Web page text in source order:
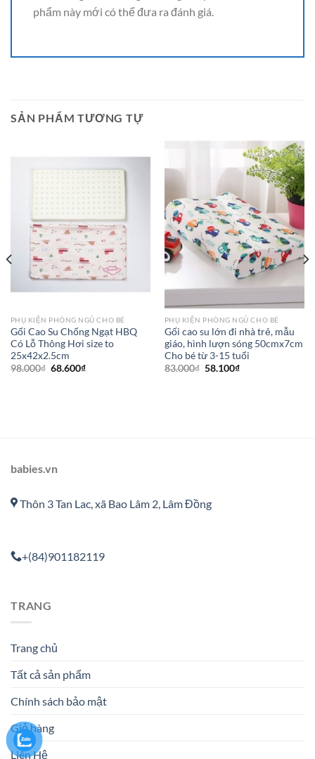
phẩm này mới có thể đưa ra đánh giá.
SẢN PHẨM TƯƠNG TỰ
PHỤ KIỆN PHÒNG NGỦ CHO BÉ
Gối Cao Su Chống Ngạt HBQ
Có Lỗ Thông Hơi size to
25x42x2.5cm
98.000₫ 68.600₫
PHỤ KIỆN PHÒNG NGỦ CHO BÉ
Gối cao su lớn đi nhà trẻ, mẫu
giáo, hình lượn sóng 50cmx7cm
Cho bé từ 3-15 tuổi
83.000₫ 58.100₫
babies.vn
Thôn 3 Tan Lac, xã Bao Lâm 2, Lâm Đồng
+(84)901182119
TRANG
Trang chủ
Tất cả sản phẩm
Chính sách bảo mật
Giỏ hàng
Liên Hệ